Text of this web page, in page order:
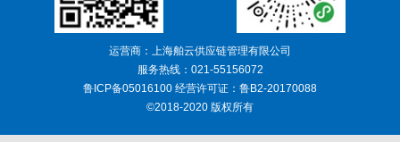
运营商：上海舶云供应链管理有限公司
服务热线：021-55156072
鲁ICP备05016100 经营许可证：鲁B2-20170088
©2018-2020 版权所有